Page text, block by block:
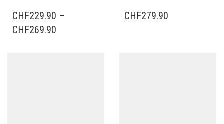
PRODUKT
WEIST
MEHRERE
CHF229.90 –
CHF269.90
CHF279.90